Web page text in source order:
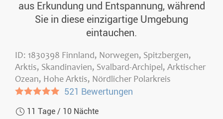
aus Erkundung und Entspannung, während
Sie in diese einzigartige Umgebung
eintauchen.
ID: 1830398 Finnland, Norwegen, Spitzbergen,
Arktis, Skandinavien, Svalbard-Archipel, Arktischer
Ozean, Hohe Arktis, Nördlicher Polarkreis
●●●●● 521 Bewertungen
11 Tage / 10 Nächte